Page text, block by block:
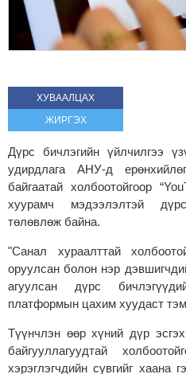
ХУВААЛЦАХ
ЖИРГЭХ
Дүрс бичлэгийн үйлчилгээ
удирдлага АНУ-д
байгаатай холбоотойгоор
хуурамч мэдээлэлтэй
төлөвлөж байна.
"Санал хураалттай
оруулсан болон нэр
агуулсан дүрс
платформын цахим хуудаст
Түүнчлэн өөр хүний дүр
байгууллагуудтай
хэрэглэгчдийн сувгийг хаана